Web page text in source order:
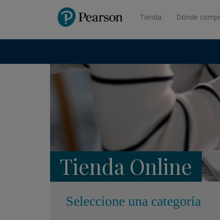
PearsonTienda Dónde
Tienda Online
Seleccione una categoría